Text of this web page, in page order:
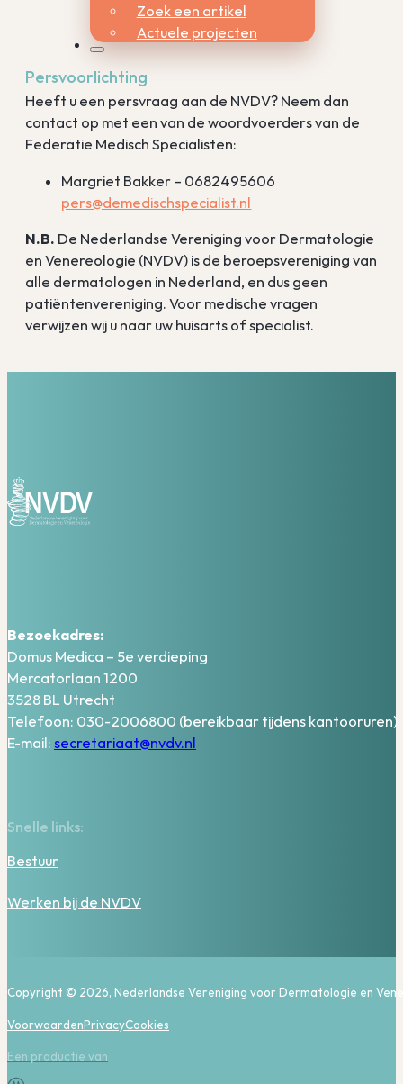
Zoek een artikel
Actuele projecten
Persvoorlichting
Heeft u een persvraag aan de NVDV? Neem dan
contact op met een van de woordvoerders van de
Federatie Medisch Specialisten:
Margriet Bakker – 0682495606
pers@demedischspecialist.nl
N.B. De Nederlandse Vereniging voor Dermatologie
en Venereologie (NVDV) is de beroepsvereniging van
alle dermatologen in Nederland, en dus geen
patiëntenvereniging. Voor medische vragen
verwijzen wij u naar uw huisarts of specialist.
Bezoekadres:
Domus Medica – 5e verdieping
Mercatorlaan 1200
3528 BL Utrecht
Telefoon: 030-2006800 (bereikbaar tijdens kantooruren)
E-mail: secretariaat@nvdv.nl
Snelle links:
Bestuur
Werken bij de NVDV
Copyright © 2026, Nederlandse Vereniging voor Dermatologie en
VoorwaardenPrivacyCookies
Een productie van